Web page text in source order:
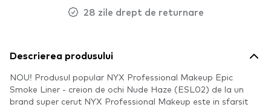
28 zile drept de returnare
Descrierea produsului
NOU! Produsul popular NYX Professional Makeup Epic
Smoke Liner - creion de ochi Nude Haze (ESL02) de la un
brand super cerut NYX Professional Makeup este in sfarsit